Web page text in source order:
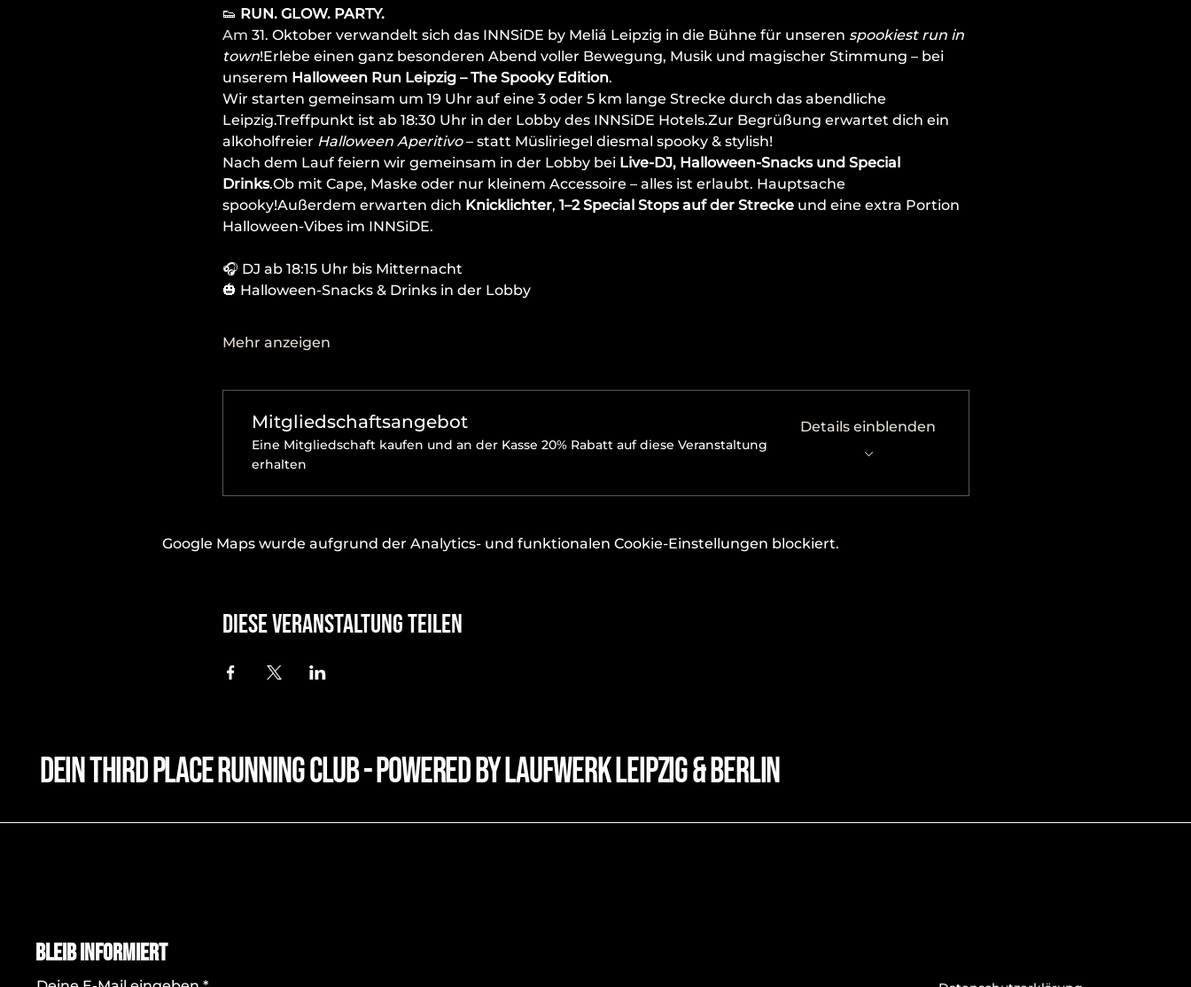
👟 RUN. GLOW. PARTY.
Am 31. Oktober verwandelt sich das INNSiDE by Meliá Leipzig in die Bühne für unseren spookiest run in
town!Erlebe einen ganz besonderen Abend voller Bewegung, Musik und magischer Stimmung – bei
unserem Halloween Run Leipzig – The Spooky Edition.
Wir starten gemeinsam um 19 Uhr auf eine 3 oder 5 km lange Strecke durch das abendliche
Leipzig.Treffpunkt ist ab 18:30 Uhr in der Lobby des INNSiDE Hotels.Zur Begrüßung erwartet dich ein
alkoholfreier Halloween Aperitivo – statt Müsliriegel diesmal spooky & stylish!
Nach dem Lauf feiern wir gemeinsam in der Lobby bei Live-DJ, Halloween-Snacks und Special
Drinks.Ob mit Cape, Maske oder nur kleinem Accessoire – alles ist erlaubt. Hauptsache
spooky!Außerdem erwarten dich Knicklichter, 1–2 Special Stops auf der Strecke und eine extra Portion
Halloween-Vibes im INNSiDE.
🎧 DJ ab 18:15 Uhr bis Mitternacht
🎃 Halloween-Snacks & Drinks in der Lobby
Mehr anzeigen
Mitgliedschaftsangebot
Eine Mitgliedschaft kaufen und an der Kasse 20% Rabatt auf diese Veranstaltung
erhalten
Details einblenden
Google Maps wurde aufgrund der Analytics- und funktionalen Cookie-Einstellungen blockiert.
Diese Veranstaltung teilen
dein third place running club - powered by laufwerk leipzig & Berlin
Bleib Informiert